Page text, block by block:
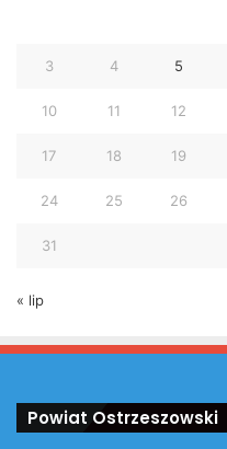
3 4 5
10 11 12
17 18 19
24 25 26
31
« lip
Powiat Ostrzeszowski